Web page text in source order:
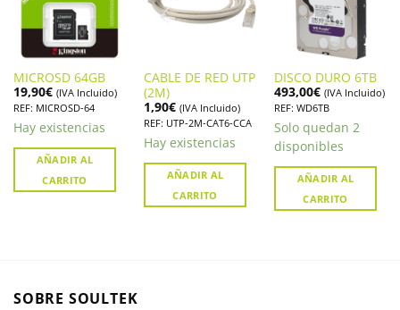
MICROSD 64GB
19,90€ (IVA Incluido)
REF: MICROSD-64
Hay existencias
AÑADIR AL
CARRITO
CABLE DE RED UTP
(2M)
1,90€ (IVA Incluido)
REF: UTP-2M-CAT6-CCA
Hay existencias
AÑADIR AL
CARRITO
DISCO DURO 6TB
493,00€ (IVA Incluido)
REF: WD6TB
Solo quedan 2
disponibles
AÑADIR AL
CARRITO
SOBRE SOULTEK